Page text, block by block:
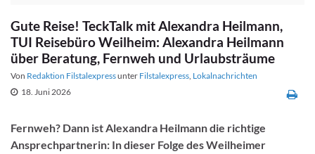
Gute Reise! TeckTalk mit Alexandra Heilmann,
TUI Reisebüro Weilheim: Alexandra Heilmann
über Beratung, Fernweh und Urlaubsträume
Von Redaktion Filstalexpressunter Filstalexpress, Lokalnachrichten
18. Juni 2026
Fernweh? Dann ist Alexandra Heilmann die richtige
Ansprechpartnerin: In dieser Folge des Weilheimer